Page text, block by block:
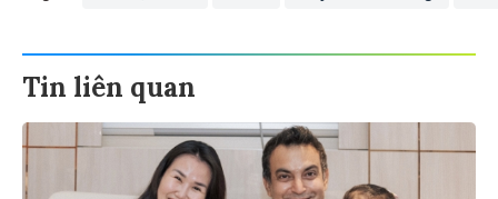
Tin liên quan